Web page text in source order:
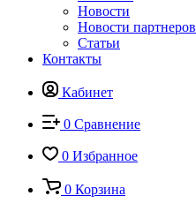
Новости
Новости партнеров
Статьи
Контакты
Кабинет
0 Сравнение
0 Избранное
0 Корзина